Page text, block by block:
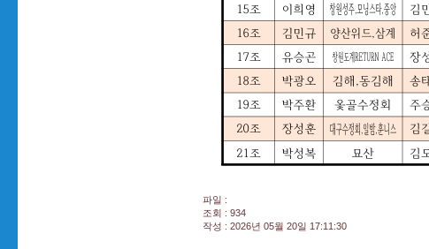
파일 :
조회 : 934
작성 : 2026년 05월 20일 17:11:30